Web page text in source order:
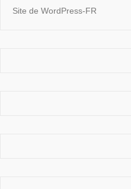
Site de WordPress-FR